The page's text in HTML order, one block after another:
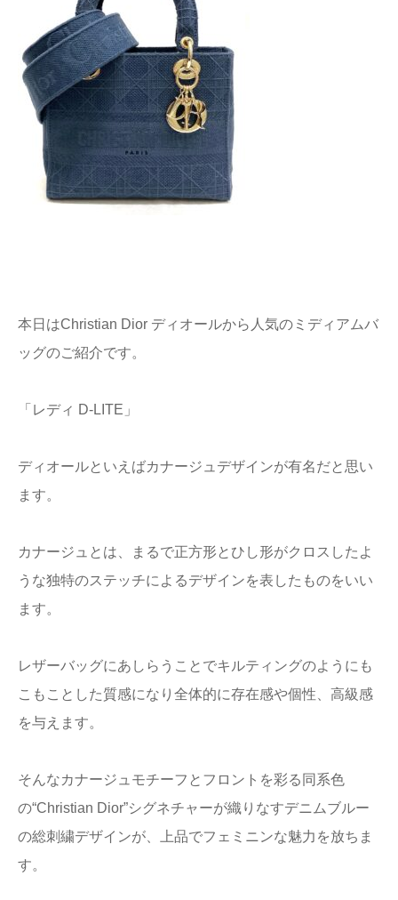
本日はChristian Dior ディオールから人気のミディアムバ
ッグのご紹介です。
「レディ D-LITE」
ディオールといえばカナージュデザインが有名だと思い
ます。
カナージュとは、まるで正方形とひし形がクロスしたよ
うな独特のステッチによるデザインを表したものをいい
ます。
レザーバッグにあしらうことでキルティングのようにも
こもことした質感になり全体的に存在感や個性、高級感
を与えます。
そんなカナージュモチーフとフロントを彩る同系色
の“Christian Dior”シグネチャーが織りなすデニムブルー
の総刺繍デザインが、上品でフェミニンな魅力を放ちま
す。